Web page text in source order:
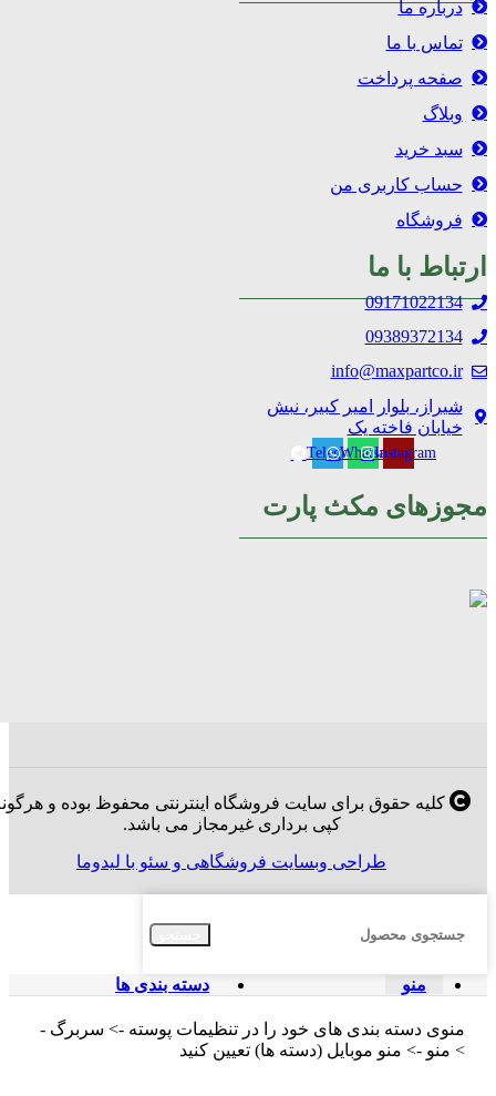
درباره ما
تماس با ما
صفحه پرداخت
وبلاگ
سبد خرید
حساب کاربری من
فروشگاه
ارتباط با ما
09171022134
09389372134
info@maxpartco.ir
شیراز، بلوار امیر کبیر، نبش
خیابان فاخته یک
Instagram
Whatsapp
Telegram
مجوزهای مکث پارت
کلیه حقوق برای سایت فروشگاه اینترنتی محفوظ بوده و
کپی برداری غیرمجاز می باشد.
طراحی وبسایت فروشگاهی و سئو با لیدوما
منو دسته بندی ها
منوی دسته بندی های خود را در تنظیمات پوسته -> سربرگ -
> منو -> منو موبایل (دسته ها) تعیین کنید